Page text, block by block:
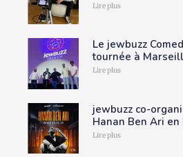
Lire plus
Le jewbuzz
tournée à
Lire plus
jewbuzz co-
Hanan Ben Ari en
Lire plus